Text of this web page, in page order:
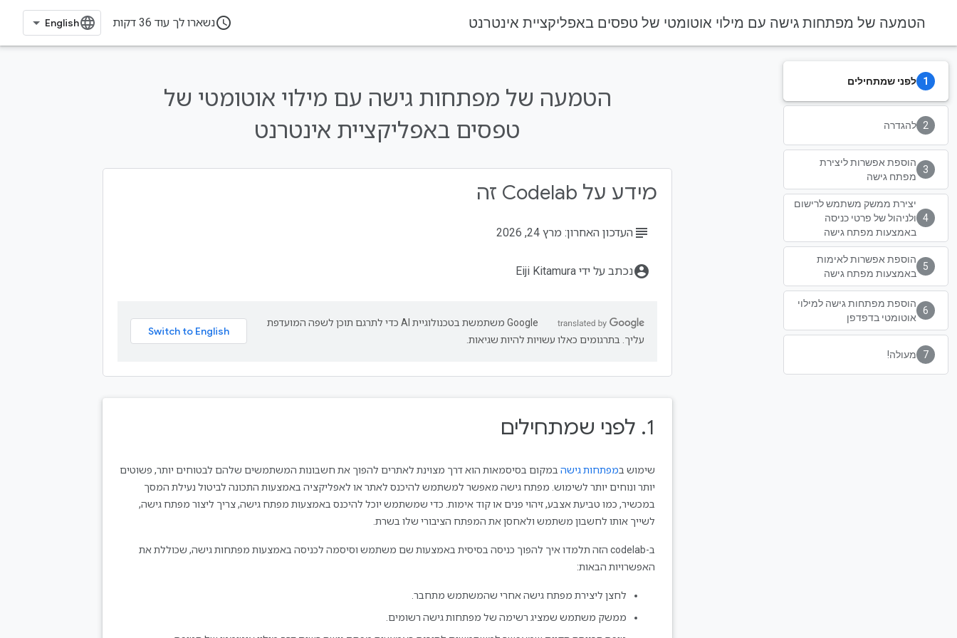
הטמעה של מפתחות גישה עם מילוי אוטומטי של טפסים באפליקציית אינטרנט access_timeנשארו לך עוד 36 דקות
לפני שמתחילים
להגדרה
הוספת אפשרות ליצירת
מפתח גישה
יצירת ממשק משתמש לרישום
ולניהול של פרטי כניסה
באמצעות מפתח גישה
הוספת אפשרות לאימות
באמצעות מפתח גישה
הוספת מפתחות גישה למילוי
אוטומטי בדפדפן
מעולה!
הטמעה של מפתחות גישה עם מילוי אוטומטי של
טפסים באפליקציית אינטרנט
מידע על Codelab זה
subject העדכון האחרון: מרץ 24, 2026
account_circleנכתב על ידי Eiji Kitamura
‫Google משתמשת בטכנולוגיית AI כדי לתרגם תוכן לשפה המועדפת
עליך. בתרגומים כאלו עשויות להיות שגיאות.
1.‏ לפני שמתחילים
שימוש במפתחות גישה במקום בסיסמאות הוא דרך מצוינת לאתרים להפוך את חשבונות המשתמשים שלהם לבטוחים יותר, פשוטים
יותר ונוחים יותר לשימוש. מפתח גישה מאפשר למשתמש להיכנס לאתר או לאפליקציה באמצעות התכונה לביטול נעילת המסך
במכשיר, כמו טביעת אצבע, זיהוי פנים או קוד אימות. כדי שמשתמש יוכל להיכנס באמצעות מפתח גישה, צריך ליצור מפתח גישה,
לשייך אותו לחשבון משתמש ולאחסן את המפתח הציבורי שלו בשרת.
ב-codelab הזה תלמדו איך להפוך כניסה בסיסית באמצעות שם משתמש וסיסמה לכניסה באמצעות מפתחות גישה, שכוללת את
האפשרויות הבאות:
לחצן ליצירת מפתח גישה אחרי שהמשתמש מתחבר.
ממשק משתמש שמציג רשימה של מפתחות גישה רשומים.